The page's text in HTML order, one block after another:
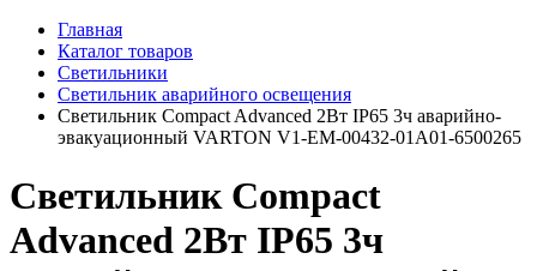
Главная
Каталог товаров
Светильники
Светильник аварийного освещения
Светильник Compact Advanced 2Вт IP65 3ч аварийно-
эвакуационный VARTON V1-EM-00432-01A01-6500265
Светильник Compact
Advanced 2Вт IP65 3ч